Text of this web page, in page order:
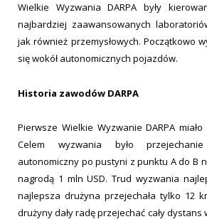
Wielkie Wyzwania DARPA były
najbardziej zaawansowanych
jak również przemysłowych. Początkowo
się wokół autonomicznych pojazdów.
Historia zawodów DARPA
Pierwsze Wielkie Wyzwanie DARPA
Celem wyzwania było
autonomiczny po pustyni z punktu A do B
nagrodą 1 mln USD. Trud wyzwania
najlepsza drużyna przejechała tylko 12
drużyny dały radę przejechać cały